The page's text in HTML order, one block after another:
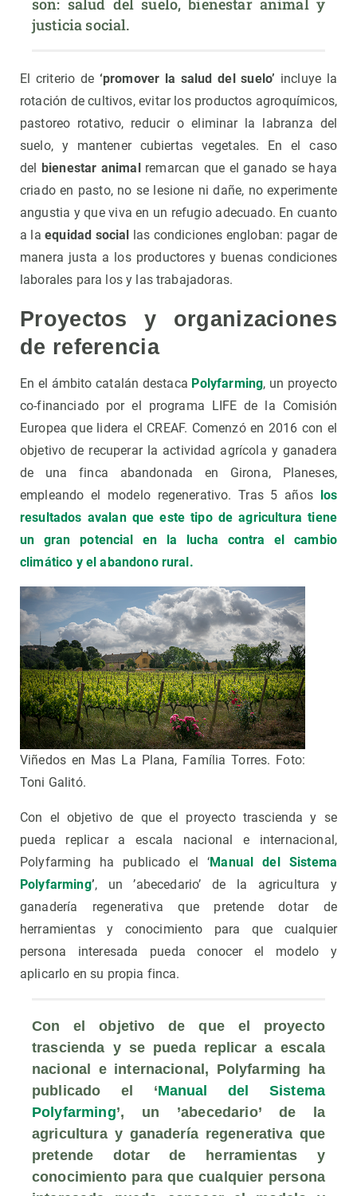
son: salud del suelo, bienestar animal y
justicia social.
El criterio de ‘promover la salud del suelo’ incluye la
rotación de cultivos, evitar los productos agroquímicos,
pastoreo rotativo, reducir o eliminar la labranza del
suelo, y mantener cubiertas vegetales. En el caso
del
bienestar animal remarcan que el ganado se haya
criado en pasto, no se lesione ni dañe, no experimente
angustia y que viva en un refugio adecuado. En cuanto
a laequidad social
las condiciones engloban: pagar de
manera justa a los productores y buenas condiciones
laborales para los y las trabajadoras.
Proyectos y organizaciones
de referencia
En el ámbito catalán destaca Polyfarming, un proyecto
co-financiado por el programa LIFE de la Comisión
Europea que lidera el CREAF. Comenzó en 2016 con el
objetivo de recuperar la actividad agrícola y ganadera
de una finca abandonada en Girona, Planeses,
empleando el modelo regenerativo. Tras 5 años
os
resultados avalan que este tipo de agricultura tiene
un gran potencial en la lucha contra el cambio
climático y el abandono rural.
Viñedos en Mas La Plana, Família Torres. Foto:
Toni Galitó.
Con el objetivo de que el proyecto trascienda y se
pueda replicar a escala nacional e internacional,
Polyfarming ha publicado el ‘Manual del Sistema
Polyfarming’, un ’abecedario’ de la agricultura y
ganadería regenerativa que pretende dotar de
herramientas y conocimiento para que cualquier
persona interesada pueda conocer el modelo y
aplicarlo en su propia finca.
Con el objetivo de que el proyecto
trascienda y se pueda replicar a escala
nacional e internacional, Polyfarming ha
publicado el ‘Manual del Sistema
Polyfarming’, un ’abecedario’ de la
agricultura y ganadería regenerativa que
pretende dotar de herramientas y
conocimiento para que cualquier persona